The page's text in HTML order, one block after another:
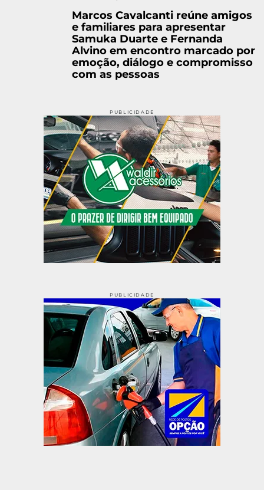
Marcos Cavalcanti reúne amigos
e familiares para apresentar
Samuka Duarte e Fernanda
Alvino em encontro marcado por
emoção, diálogo e compromisso
com as pessoas
PUBLICIDADE
PUBLICIDADE